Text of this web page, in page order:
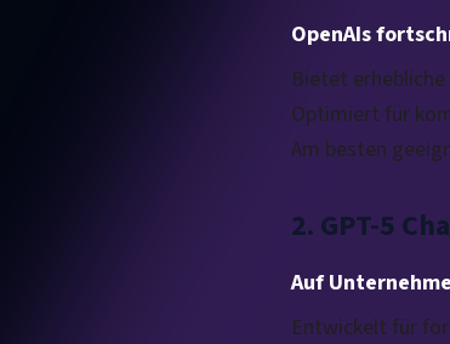
OpenAIs
Bietet
Optimiert für
Am besten
2. GPT-5
Auf
Entwickelt für